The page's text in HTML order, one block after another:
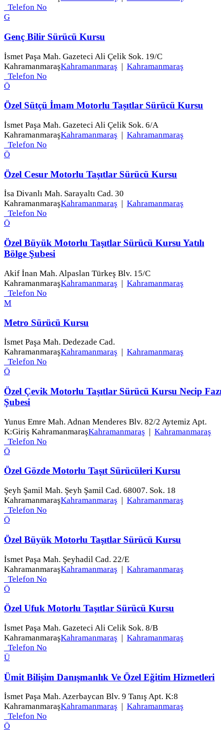
Telefon No
G
Genç Bilir Sürücü Kursu
İsmet Paşa Mah. Gazeteci Ali Çelik Sok. 19/C
KahramanmaraşKahramanmaraş | Kahramanmaraş
Telefon No
Ö
Özel Sütçü İmam Motorlu Taşıtlar Sürücü Kursu
İsmet Paşa Mah. Gazeteci Ali Çelik Sok. 6/A
KahramanmaraşKahramanmaraş | Kahramanmaraş
Telefon No
Ö
Özel Cesur Motorlu Taşıtlar Sürücü Kursu
İsa Divanlı Mah. Sarayaltı Cad. 30
KahramanmaraşKahramanmaraş
Kahramanmaraş
Telefon No
Ö
Özel Büyük Motorlu Taşıtlar Sürücü Kursu Yatılı
Bölge Şubesi
Akif İnan Mah. Alpaslan Türkeş Blv. 15/C
KahramanmaraşKahramanmaraş | Kahramanmaraş
Telefon No
M
Metro Sürücü Kursu
İsmet Paşa Mah. Dedezade Cad.
KahramanmaraşKahramanmaraş
Kahramanmaraş
Telefon No
Ö
Özel Çevik Motorlu Taşıtlar Sürücü Kursu Necip
Şubesi
Yunus Emre Mah. Adnan Menderes Blv. 82/2 Aytemiz Apt.
K:Giriş KahramanmaraşKahramanmaraş | Kahramanmaraş
Telefon No
Ö
Özel Gözde Motorlu Taşıt Sürücüleri Kursu
Şeyh Şamil Mah. Şeyh Şamil Cad. 68007. Sok. 18
KahramanmaraşKahramanmaraş | Kahramanmaraş
Telefon No
Ö
Özel Büyük Motorlu Taşıtlar Sürücü Kursu
İsmet Paşa Mah. Şeyhadil Cad. 22/E
KahramanmaraşKahramanmaraş | Kahramanmaraş
Telefon No
Ö
Özel Ufuk Motorlu Taşıtlar Sürücü Kursu
İsmet Paşa Mah. Gazeteci Ali Celik Sok. 8/B
KahramanmaraşKahramanmaraş | Kahramanmaraş
Telefon No
Ü
Ümit Bilişim Danışmanlık Ve Özel Eğitim Hizmetleri
İsmet Paşa Mah. Azerbaycan Blv. 9 Tanış Apt. K:8
KahramanmaraşKahramanmaraş
Kahramanmaraş
Telefon No
Ö